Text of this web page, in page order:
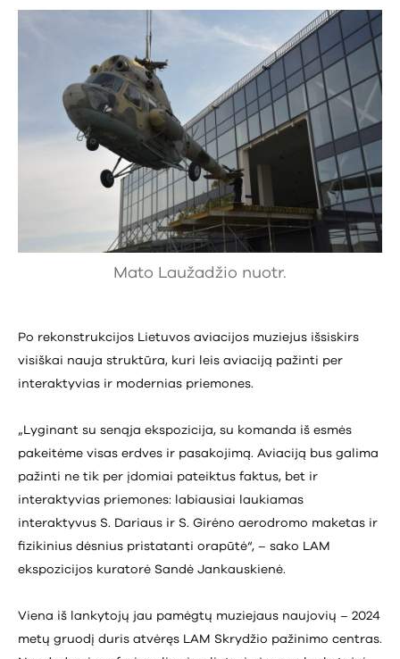
Mato Laužadžio nuotr.
Po rekonstrukcijos Lietuvos aviacijos muziejus išsiskirs
visiškai nauja struktūra, kuri leis aviaciją pažinti per
interaktyvias ir modernias priemones.
„Lyginant su senąja ekspozicija, su komanda iš esmės
pakeitėme visas erdves ir pasakojimą. Aviaciją bus galima
pažinti ne tik per įdomiai pateiktus faktus, bet ir
interaktyvias priemones: labiausiai laukiamas
interaktyvus S. Dariaus ir S. Girėno aerodromo maketas ir
fizikinius dėsnius pristatanti orapūtė“, – sako LAM
ekspozicijos kuratorė Sandė Jankauskienė.
Viena iš lankytojų jau pamėgtų muziejaus naujovių – 2024
metų gruodį duris atvėręs LAM Skrydžio pažinimo centras.